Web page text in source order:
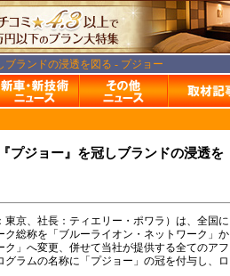
ランドの浸透を図る - プジョー
プジョー』を冠しブランドの浸透を
京、社長：ティエリー・ポワラ）は、全国に
総称を「ブルーライオン・ネットワーク」か
」へ変更、併せて当社が提供する全てのアフ
ラムの名称に「プジョー」の冠を付与し、ロ